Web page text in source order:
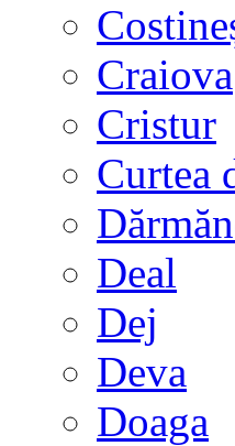
Craiova
Cristur
Curtea
Deal
Dej
Deva
Doaga